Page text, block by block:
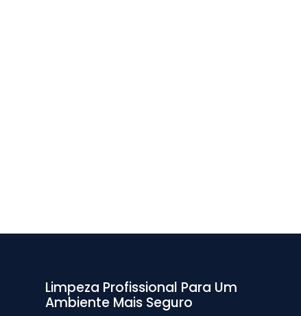
Limpeza Profissional Para Um
Ambiente Mais Seguro